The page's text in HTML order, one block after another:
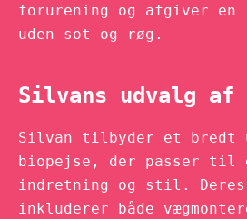
forurening og afgiver en
uden sot og røg.
Silvans udvalg af
Silvan tilbyder et bredt
biopejse, der passer til
indretning og stil. Deres
inkluderer både